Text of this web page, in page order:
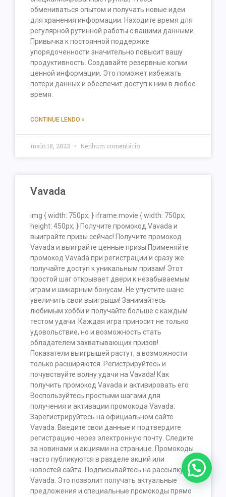
обмениваться опытом и получать новые идеи
для хранения информации. Находите время для
регулярной рутинной работы с вашими данными.
Привычка к постоянной поддержке
упорядоченности значительно повысит вашу
продуктивность. Создавайте резервные копии
ценной информации. Это поможет избежать
потери данных и обеспечит доступ к ним в любое
время.
CONTINUE LENDO »
maio 18, 2023 Nenhum comentário
Vavada
img { width: 750px; } iframe.movie { width: 750px;
height: 450px; } Получите промокод Vavada и
выиграйте призы сейчас! Получите промокод
Vavada и выиграйте ценные призы Применяйте
промокод Vavada при регистрации и сразу же
получайте доступ к уникальным призам! Этот
простой шаг открывает двери к незабываемым
играм и шикарным бонусам. Не упустите шанс
увеличить свои выигрыши! Занимайтесь
любимым хобби и получайте больше с каждым
тестом удачи. Каждая игра приносит не только
удовольствие, но и возможность стать
обладателем захватывающих призов!
Показатели выигрышей растут, а возможности
только расширяются. Регистрируйтесь и
почувствуйте волну удачи на Vavada! Как
получить промокод Vavada и активировать его
Воспользуйтесь простыми шагами для
получения и активации промокода Vavada:
Зарегистрируйтесь на официальном сайте
Vavada. Введите свои данные и подтвердите
регистрацию через электронную почту. Следите
за новинами и акциями на странице. Промокоды
часто публикуются в разделе акций или
новостей сайта. Подписывайтесь на рассылку
Vavada. Это позволит получать актуальные
предложения и специальные промокоды прямо